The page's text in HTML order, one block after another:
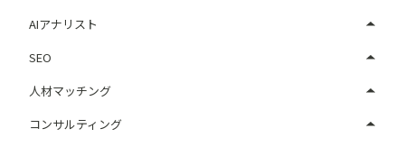
AIアナリスト
SEO
人材マッチング
コンサルティング